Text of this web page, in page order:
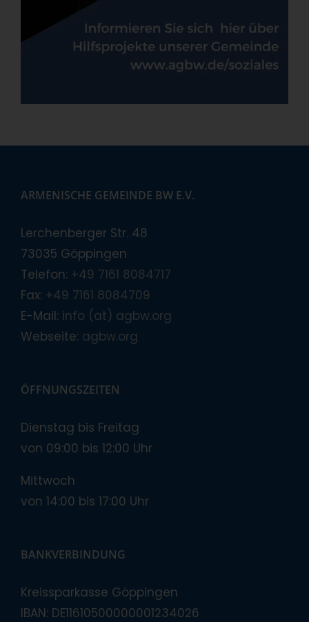
ARMENISCHE GEMEINDE BW E.V.
Lerchenberger Str. 48
73035 Göppingen
Telefon: +49 7161 8084717
Fax: +49 7161 8084709
E-Mail: info (at) agbw.org
Webseite: agbw.org
ÖFFNUNGSZEITEN
Dienstag bis Freitag
von 09:00 bis 12:00 Uhr
Mittwoch
von 14:00 bis 17:00 Uhr
BANKVERBINDUNG
Kreissparkasse Göppingen
IBAN: DE11610500000001234026